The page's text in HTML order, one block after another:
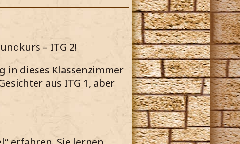
– ITG 2!
in dieses Klassenzimmer
aus ITG 1, aber